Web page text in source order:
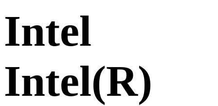
Intel
Intel(R)